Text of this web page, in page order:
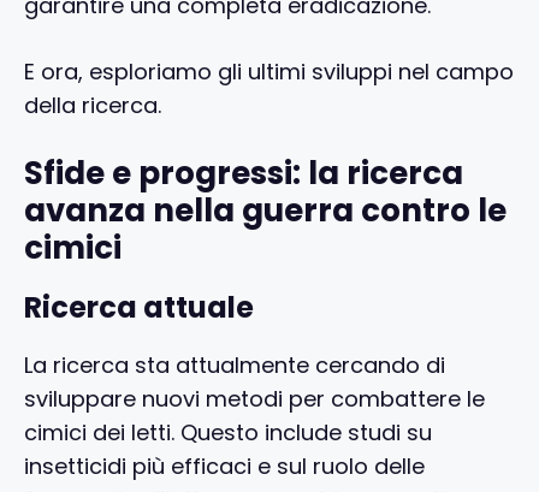
E ora, esploriamo gli ultimi sviluppi nel campo
della ricerca.
Sfide e progressi: la ricerca
avanza nella guerra contro le
cimici
Ricerca attuale
La ricerca sta attualmente cercando di
sviluppare nuovi metodi per combattere le
cimici dei letti. Questo include studi su
insetticidi più efficaci e sul ruolo delle